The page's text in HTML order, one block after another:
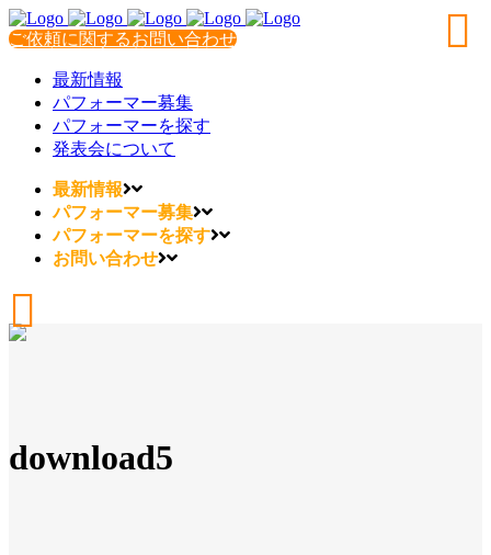
ご依頼に関するお問い合わせ
最新情報
パフォーマー募集
パフォーマーを探す
発表会について
最新情報
パフォーマー募集
パフォーマーを探す
お問い合わせ
download5